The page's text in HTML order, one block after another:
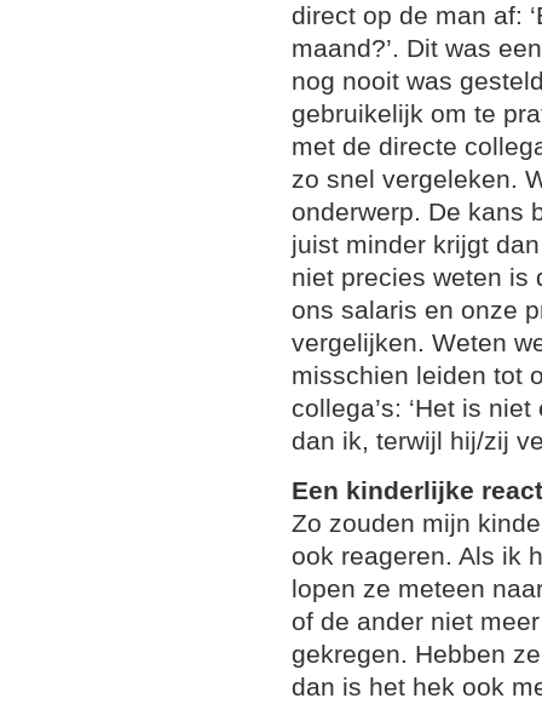
direct op de man af:
maand?’. Dit was
nog nooit was
gebruikelijk om te
met de directe
zo snel vergeleken.
onderwerp. De kans
juist minder krijgt
niet precies weten is
ons salaris en onze
vergelijken. Weten
misschien leiden tot
collega’s: ‘Het is
dan ik, terwijl hij/zij
Een kinderlijke
Zo zouden mijn
ook reageren. Als ik
lopen ze meteen
of de ander niet
gekregen. Hebben
dan is het hek ook